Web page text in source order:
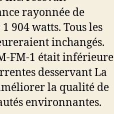
rayonnée de
904 watts. Tous les
inchangés.
FM-1 était inférieure
desservant La
la qualité de
environnantes.